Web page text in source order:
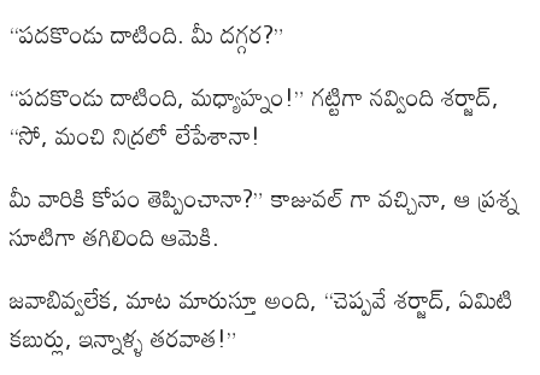
“పదకొండు దాటింది. మీ దగ్గర?”
“పదకొండు దాటింది, మధ్యాహ్నం!” గట్టిగా నవ్వింది శర్జాద్,
“సో, మంచి నిద్రలో లేపేశానా!
మీ వారికి కోపం తెప్పించానా?” కాజువల్ గా వచ్చినా, ఆ ప్రశ్న
సూటిగా తగిలింది ఆమెకి.
జవాబివ్వలేక, మాట మారుస్తూ అంది, “చెప్పవే శర్జాద్, ఏమిటి
కబుర్లు, ఇన్నాళ్ళ తరవాత!”